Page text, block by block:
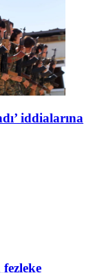
iddialarına